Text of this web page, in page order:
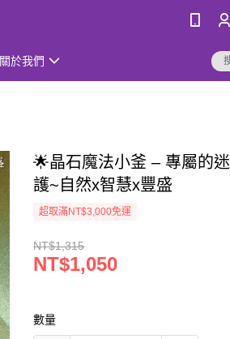
關於我們
🌟晶石魔法小釜 – 專屬的
護~自然x智慧x豐盛
超取滿NT$3,000免運
NT$1,315
NT$1,050
數量